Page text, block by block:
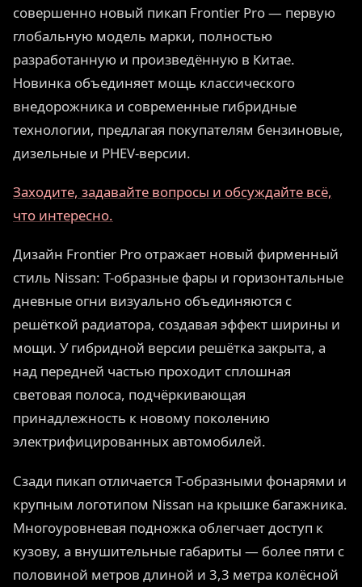
совершенно новый пикап Frontier Pro — первую
глобальную модель марки, полностью
разработанную и произведённую в Китае.
Новинка объединяет мощь классического
внедорожника и современные гибридные
технологии, предлагая покупателям бензиновые,
дизельные и PHEV-версии.
Заходите, задавайте вопросы и обсуждайте всё,
что интересно.
Дизайн Frontier Pro отражает новый фирменный
стиль Nissan: Т-образные фары и горизонтальные
дневные огни визуально объединяются с
решёткой радиатора, создавая эффект ширины и
мощи. У гибридной версии решётка закрыта, а
над передней частью проходит сплошная
световая полоса, подчёркивающая
принадлежность к новому поколению
электрифицированных автомобилей.
Сзади пикап отличается Т-образными фонарями и
крупным логотипом Nissan на крышке багажника.
Многоуровневая подножка облегчает доступ к
кузову, а внушительные габариты — более пяти с
половиной метров длиной и 3,3 метра колёсной